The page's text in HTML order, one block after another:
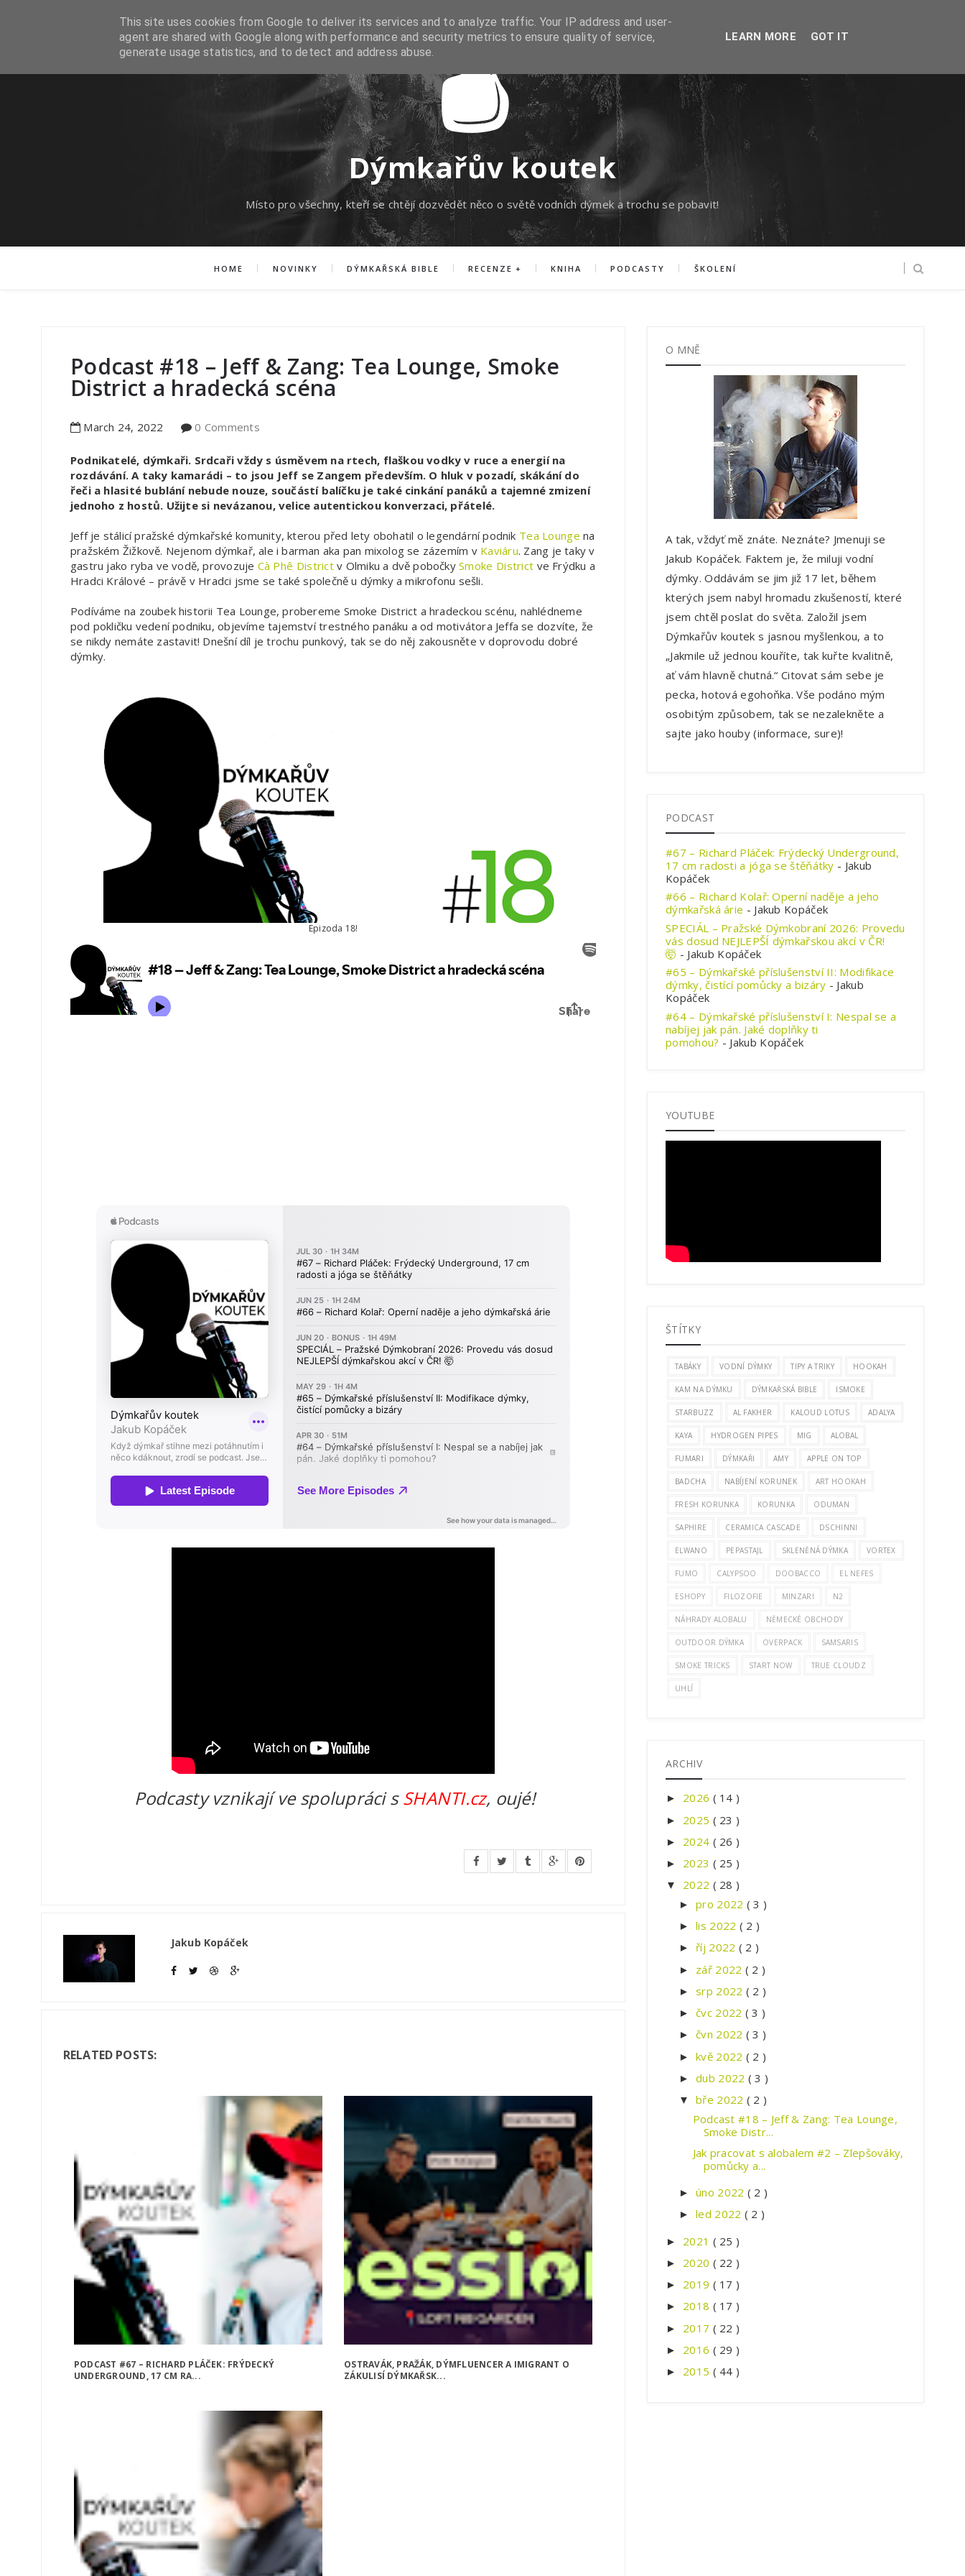
Dýmkařův koutek
Místo pro všechny, kteří se chtějí dozvědět něco o světě vodních dýmek a trochu se pobavit!
HOME NOVINKY DÝMKAŘSKÁ BIBLE RECENZE KNIHA PODCASTY ŠKOLENÍ
Podcast #18 – Jeff & Zang: Tea Lounge, Smoke
District a hradecká scéna
March 24, 2022 0 Comments
Podnikatelé, dýmkaři. Srdcaři vždy s úsměvem na rtech, flaškou vodky v ruce a energií na
rozdávání. A taky kamarádi – to jsou Jeff se Zangem především. O hluk v pozadí, skákání do
řeči a hlasité bublání nebude nouze, součástí balíčku je také cinkání panáků a tajemné zmizení
jednoho z hostů. Užijte si nevázanou, velice autentickou konverzaci, přátelé.
Jeff je stálicí pražské dýmkařské komunity, kterou před lety obohatil o legendární podnik Tea Lounge na
pražském Žižkově. Nejenom dýmkař, ale i barman aka pan mixolog se zázemím v Kaviáru. Zang je taky v
gastru jako ryba ve vodě, provozuje Cà Phê District v Olmiku a dvě pobočkySmoke District ve Frýdku a
Hradci Králové – právě v Hradci jsme se také společně u dýmky a mikrofonu sešli.
Podíváme na zoubek historii Tea Lounge, probereme Smoke District a hradeckou scénu, nahlédneme
pod pokličku vedení podniku, objevíme tajemství trestného panáku a od motivátora Jeffa se dozvíte, že
se nikdy nemáte zastavit! Dnešní díl je trochu punkový, tak se do něj zakousněte v doprovodu dobré
dýmky.
Epizoda 18!
Podcasty vznikají ve spolupráci sSHANTI.cz, oujé!
Jakub Kopáček
RELATED POSTS:
PODCAST #67 – RICHARD PLÁČEK: FRÝDECKÝ
UNDERGROUND, 17 CM RA...
OSTRAVÁK, PRAŽÁK, DÝMFLUENCER A IMIGRANT O
ZÁKULISÍ DÝMKAŘSK...
O MNĚ
A tak, vždyť mě znáte. Neznáte? Jmenuji se
Jakub Kopáček. Faktem je, že miluji vodní
dýmky. Oddávám se jim již 17 let, během
kterých jsem nabyl hromadu zkušeností, které
jsem chtěl poslat do světa. Založil jsem
Dýmkařův koutek s jasnou myšlenkou, a to
„Jakmile už jednou kouříte, tak kuřte kvalitně,
ať vám hlavně chutná.“ Citovat sám sebe je
pecka, hotová egohoňka. Vše podáno mým
osobitým způsobem, tak se nezalekněte a
sajte jako houby (informace, sure)!
PODCAST
#67 – Richard Pláček: Frýdecký Underground,
17 cm radosti a jóga se štěňátky - Jakub
Kopáček
#66 – Richard Kolař: Operní naděje a jeho
dýmkařská árie - Jakub Kopáček
SPECIÁL – Pražské Dýmkobraní 2026: Provedu
vás dosud NEJLEPŠÍ dýmkařskou akcí v ČR!
🤯 - Jakub Kopáček
#65 – Dýmkařské příslušenství II: Modifikace
dýmky, čistící pomůcky a bizáry - Jakub
Kopáček
#64 – Dýmkařské příslušenství I: Nespal se a
nabíjej jak pán. Jaké doplňky ti
pomohou? - Jakub Kopáček
YOUTUBE
ŠTÍTKY
TABÁKY VODNÍ DÝMKY TIPY A TRIKY HOOKAH
KAM NA DÝMKU DÝMKAŘSKÁ BIBLE ISMOKE
STARBUZZ AL FAKHER KALOUD LOTUS ADALYA
KAYA HYDROGEN PIPES MIG ALOBAL
FUMARI DÝMKAŘI AMY APPLE ON TOP
BADCHA NABÍJENÍ KORUNEK ART HOOKAH
FRESH KORUNKA KORUNKA ODUMAN
SAPHIRE CERAMICA CASCADE DSCHINNI
ELWANO PEPASTAJL SKLENĚNÁ DÝMKA VORTEX
FUMO CALYPSOO DOOBACCO EL NEFES
ESHOPY FILOZOFIE MINZARI N2
NÁHRADY ALOBALU NĚMECKÉ OBCHODY
OUTDOOR DÝMKA OVERPACK SAMSARIS
SMOKE TRICKS START NOW TRUE CLOUDZ
UHLÍ
ARCHIV
► 2026 ( 14 )
► 2025 ( 23 )
► 2024 ( 26 )
► 2023 ( 25 )
▼ 2022 ( 28 )
►pro 2022 ( 3 )
►lis 2022 ( 2 )
► říj 2022 ( 2 )
► zář 2022 ( 2 )
►srp 2022 ( 2 )
►čvc 2022 ( 3 )
►čvn 2022 ( 3 )
►kvě 2022 ( 2 )
►dub 2022 ( 3 )
▼bře 2022 ( 2 )
Podcast #18 – Jeff & Zang: Tea Lounge,
Smoke Distr...
Jak pracovat s alobalem #2 – Zlepšováky,
pomůcky a...
►úno 2022 ( 2 )
►led 2022 ( 2 )
► 2021 ( 25 )
► 2020 ( 22 )
► 2019 ( 17 )
► 2018 ( 17 )
► 2017 ( 22 )
► 2016 ( 29 )
► 2015 ( 44 )
This site uses cookies from Google to deliver its services and to analyze traffic. Your IP address and user-
agent are shared with Google along with performance and security metrics to ensure quality of service,
generate usage statistics, and to detect and address abuse.
LEARN MORE GOT IT